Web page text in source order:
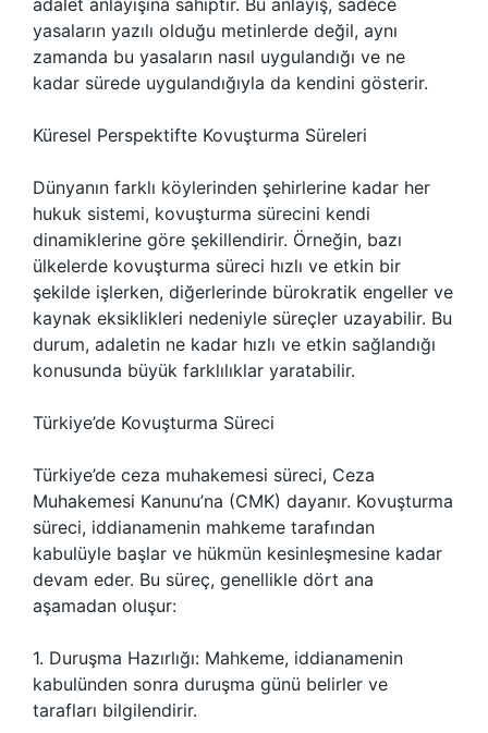
adalet anlayışına sahiptir. Bu anlayış, sadece
yasaların yazılı olduğu metinlerde değil, aynı
zamanda bu yasaların nasıl uygulandığı ve ne
kadar sürede uygulandığıyla da kendini gösterir.
Küresel Perspektifte Kovuşturma Süreleri
Dünyanın farklı köylerinden şehirlerine kadar her
hukuk sistemi, kovuşturma sürecini kendi
dinamiklerine göre şekillendirir. Örneğin, bazı
ülkelerde kovuşturma süreci hızlı ve etkin bir
şekilde işlerken, diğerlerinde bürokratik engeller ve
kaynak eksiklikleri nedeniyle süreçler uzayabilir. Bu
durum, adaletin ne kadar hızlı ve etkin sağlandığı
konusunda büyük farklılıklar yaratabilir.
Türkiye’de Kovuşturma Süreci
Türkiye’de ceza muhakemesi süreci, Ceza
Muhakemesi Kanunu’na (CMK) dayanır. Kovuşturma
süreci, iddianamenin mahkeme tarafından
kabulüyle başlar ve hükmün kesinleşmesine kadar
devam eder. Bu süreç, genellikle dört ana
aşamadan oluşur:
1. Duruşma Hazırlığı: Mahkeme, iddianamenin
kabulünden sonra duruşma günü belirler ve
tarafları bilgilendirir.